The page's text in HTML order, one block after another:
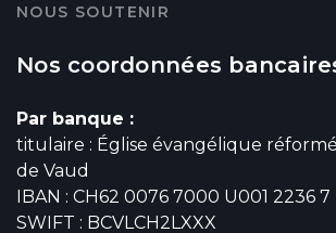
NOUS SOUTENIR
Nos coordonnées
Par banque :
titulaire : Église évangélique
de Vaud
IBAN : CH62 0076 7000 U001 2236 7
SWIFT : BCVLCH2LXXX